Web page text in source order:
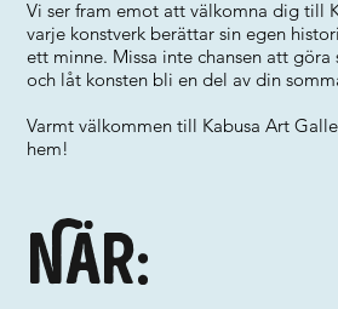
Vi ser fram emot att välkomna dig till
varje konstverk berättar sin egen
ett minne. Missa inte chansen att göra
och låt konsten bli en del av din
Varmt välkommen till Kabusa Art
hem!
När: